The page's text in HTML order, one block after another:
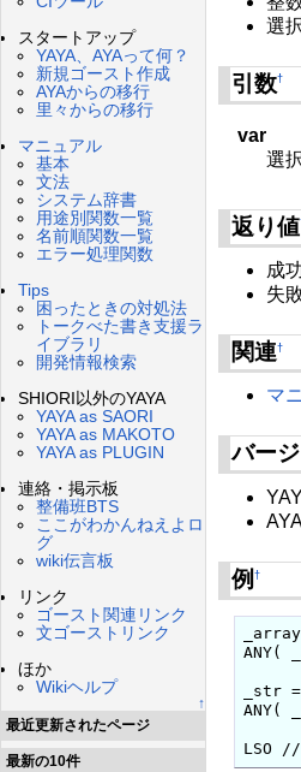
スタートアップ
YAYA、AYAって何？
新規ゴースト作成
AYAからの移行
里々からの移行
マニュアル
基本
文法
システム辞書
用途別関数一覧
名前順関数一覧
エラー処理関数
Tips
困ったときの対処法
トークべた書き支援ラ
イブラリ
開発情報検索
SHIORI以外のYAYA
YAYA as SAORI
YAYA as MAKOTO
YAYA as PLUGIN
連絡・掲示板
整備班BTS
ここがわかんねえよロ
グ
wiki伝言板
リンク
ゴースト関連リンク
文ゴーストリンク
ほか
Wikiヘルプ
↑
最近更新されたページ
最新の10件
選
引数†
var
選
返り値
成
失
関連†
マ
バー
例 †
ANY(
_str
ANY(
LSO //